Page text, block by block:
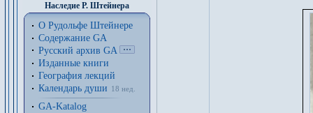
Наследие Р. Штейнера
О Рудольфе Штейнере
Содержание GA
Русский архив GA
Изданные книги
География лекций
Календарь души
18 нед.
GA-Katalog